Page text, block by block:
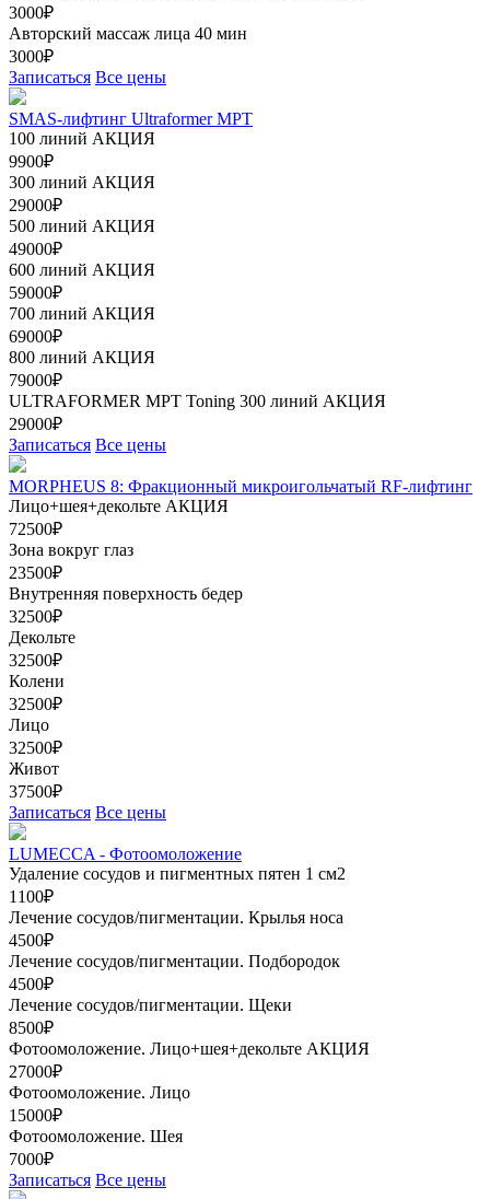
3000₽
Авторский массаж лица 40 мин
3000₽
Записаться Все цены
SMAS-лифтинг Ultraformer MPT
100 линий АКЦИЯ
9900₽
300 линий АКЦИЯ
29000₽
500 линий АКЦИЯ
49000₽
600 линий АКЦИЯ
59000₽
700 линий АКЦИЯ
69000₽
800 линий АКЦИЯ
79000₽
ULTRAFORMER МРТ Toning 300 линий АКЦИЯ
29000₽
Записаться Все цены
MORPHEUS 8: Фракционный микроигольчатый RF-лифтинг
Лицо+шея+декольте АКЦИЯ
72500₽
Зона вокруг глаз
23500₽
Внутренняя поверхность бедер
32500₽
Декольте
32500₽
Колени
32500₽
Лицо
32500₽
Живот
37500₽
Записаться Все цены
LUMECCA - Фотоомоложение
Удаление сосудов и пигментных пятен 1 см2
1100₽
Лечение сосудов/пигментации. Крылья носа
4500₽
Лечение сосудов/пигментации. Подбородок
4500₽
Лечение сосудов/пигментации. Щеки
8500₽
Фотоомоложение. Лицо+шея+декольте АКЦИЯ
27000₽
Фотоомоложение. Лицо
15000₽
Фотоомоложение. Шея
7000₽
Записаться Все цены